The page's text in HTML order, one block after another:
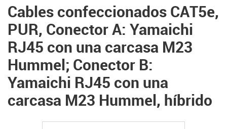
Cables confeccionados CAT5e,
PUR, Conector A: Yamaichi
RJ45 con una carcasa M23
Hummel; Conector B:
Yamaichi RJ45 con una
carcasa M23 Hummel, híbrido